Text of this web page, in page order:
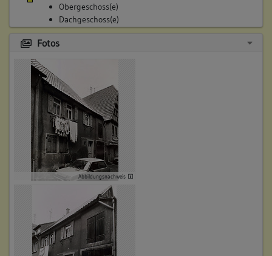
Obergeschoss(e)
Dachgeschoss(e)
Untergeschoss(e)
4. Besitzer:in:
(1821 - 1835)
Bemerkung Familie:
Bemerkung Besitz:
kauft von Witwe Mack
Beschreibung:
Beruf / Amt / Titel:
Betroffene Gebäudeteile:
keine
Fotos
Abbildungsnachweis